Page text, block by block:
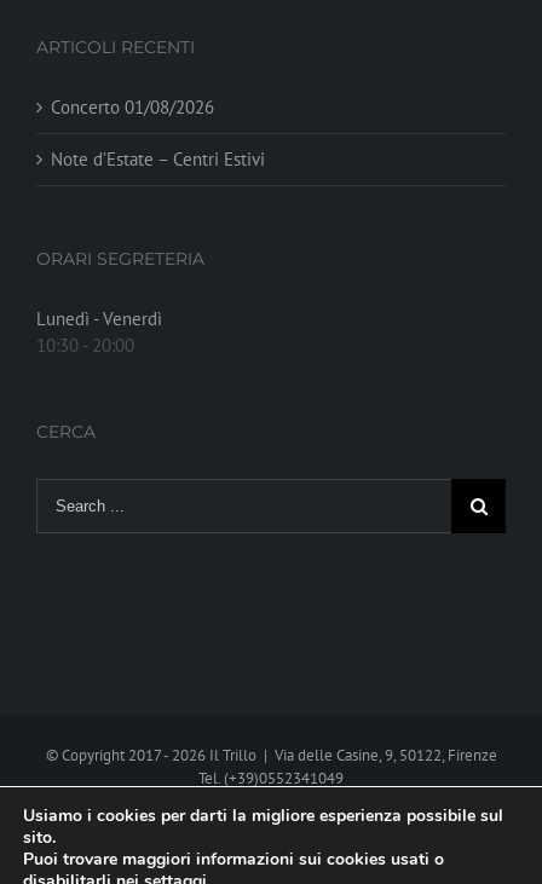
ARTICOLI RECENTI
Concerto 01/08/2026
Note d’Estate – Centri Estivi
ORARI SEGRETERIA
Lunedì - Venerdì
10:30 - 20:00
CERCA
for:
© Copyright 2017 - 2026 Il Trillo | Via delle Casine, 9, 50122, Firenze
Tel. (+39)0552341049
Usiamo i cookies per darti la migliore esperienza possibile sul
sito.
Puoi trovare maggiori informazioni sui cookies usati o